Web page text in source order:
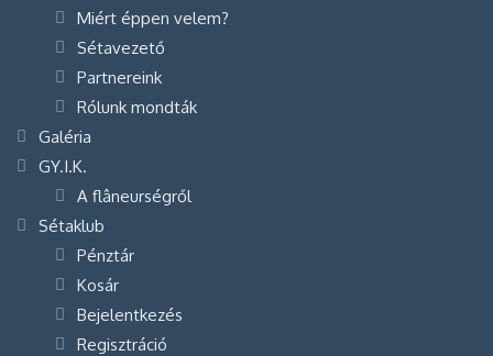
Miért éppen velem?
Sétavezető
Partnereink
Rólunk mondták
Galéria
GY.I.K.
A flâneurségről
Sétaklub
Pénztár
Kosár
Bejelentkezés
Regisztráció